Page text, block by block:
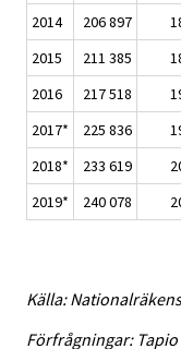
2014
206 897
2015
211 385
2016
217 518
2017*
225 836
2018*
233 619
2019*
240 078
Källa:
Förfrågningar: